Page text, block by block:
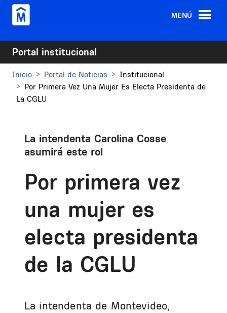
Pasar al contenido principal
MENÚ
Portal institucional
Inicio Portal de Noticias
Institucional
Por Primera Vez Una Mujer Es Electa Presidenta de
La CGLU
La intendenta Carolina Cosse
asumirá este rol
Por primera vez
una mujer es
electa presidenta
de la CGLU
La intendenta de Montevideo,